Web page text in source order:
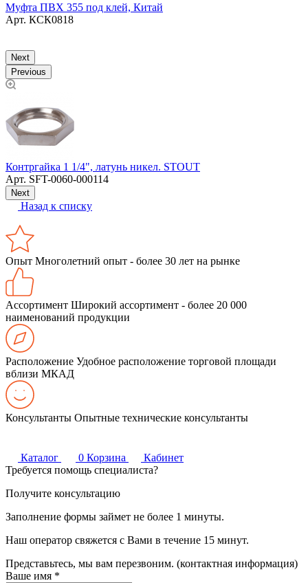
Муфта ПВХ 355 под клей, Китай
Арт. КСК0818
Next
Previous
Контргайка 1 1/4", латунь никел. STOUT
Арт. SFT-0060-000114
Next
Назад к списку
Опыт Многолетний опыт - более 30 лет на рынке
Ассортимент Широкий ассортимент - более 20 000
наименований продукции
Расположение Удобное расположение торговой площади
вблизи МКАД
Консультанты Опытные технические консультанты
Каталог 0 Корзина
Кабинет
Требуется помощь специалиста?
Получите консультацию
Заполнение формы займет не более 1 минуты.
Наш оператор свяжется с Вами в течение 15 минут.
Представьтесь, мы вам перезвоним. (контактная информация)
Ваше имя *